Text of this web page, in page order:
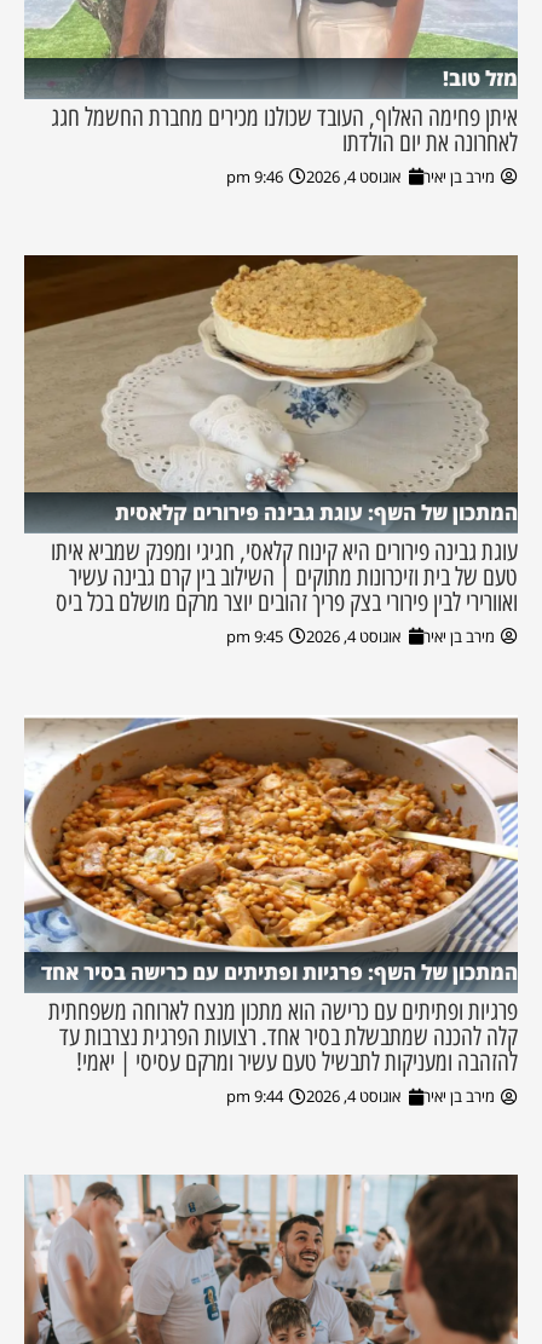
מזל טוב!
איתן פחימה האלוף, העובד שכולנו מכירים מחברת החשמל חגג
לאחרונה את יום הולדתו
מירב בן יאיר אוגוסט 4, 2026 9:46 pm
המתכון של השף: עוגת גבינה פירורים קלאסית
עוגת גבינה פירורים היא קינוח קלאסי, חגיגי ומפנק שמביא איתו
טעם של בית וזיכרונות מתוקים | השילוב בין קרם גבינה עשיר
ואוורירי לבין פירורי בצק פריך זהובים יוצר מרקם מושלם בכל ביס
מירב בן יאיר אוגוסט 4, 2026 9:45 pm
המתכון של השף: פרגיות ופתיתים עם כרישה בסיר אחד
פרגיות ופתיתים עם כרישה הוא מתכון מנצח לארוחה משפחתית
קלה להכנה שמתבשלת בסיר אחד. רצועות הפרגית נצרבות עד
להזהבה ומעניקות לתבשיל טעם עשיר ומרקם עסיסי | יאמי!
מירב בן יאיר אוגוסט 4, 2026 9:44 pm